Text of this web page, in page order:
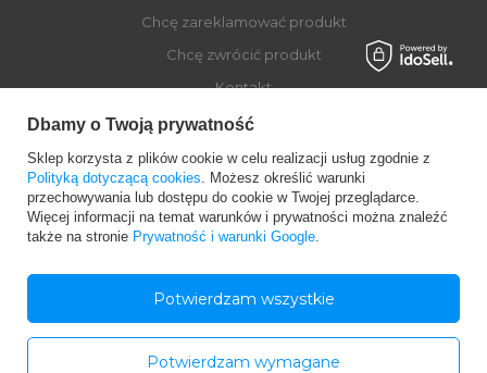
Chcę zareklamować produkt
Chcę zwrócić produkt
Kontakt
Moje konto
Regulaminy
Dołącz do Globber
Dbamy o Twoją prywatność
Sklep korzysta z plików cookie w celu realizacji usług zgodnie z
Polityką dotyczącą cookies. Możesz określić warunki
przechowywania lub dostępu do cookie w Twojej przeglądarce.
Więcej informacji na temat warunków i prywatności można znaleźć
także na stronie Prywatność i warunki Google.
Potwierdzam wymagane
Potwierdzam wszystkie